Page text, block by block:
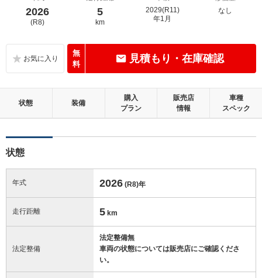
2026
(R8)
5
km
2029(R11)
年1月
なし
無
料
見積もり・在庫確認
状態 装備
購入
プラン
販売店
情報
車種
スペック
状態
年式 2026 (R8)年
走行距離 5 km
法定整備
法定整備無
車両の状態については販売店にご確認くださ
い。